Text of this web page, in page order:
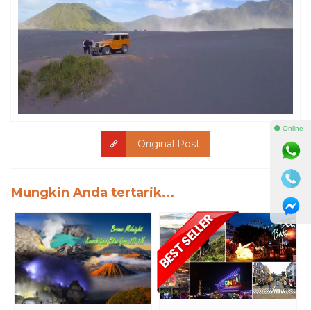
Original Post
Mungkin Anda tertarik...
⚫ Online